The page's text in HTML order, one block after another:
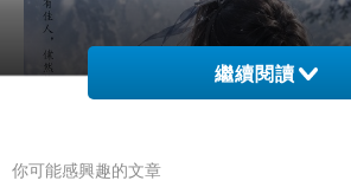
繼續閱讀
你可能感興趣的文章